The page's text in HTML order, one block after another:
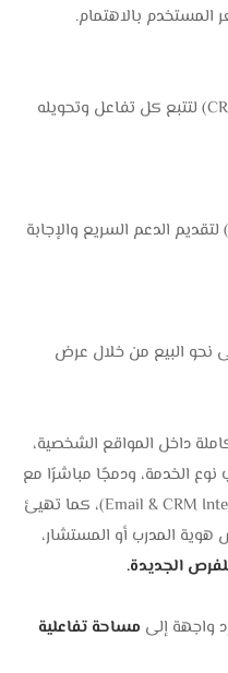
المستخدم بالاهتمام.
اربط النماذج بأدوات إدارة العملاء (CRM) لتتبع كل تفاعل وتحويله
استخدم الدردشة الفورية (Live Chat) لتقديم الدعم السريع والإجابة
نحو البيع من خلال عرض
داخل المواقع الشخصية،
الخدمة، ودمجًا مباشرًا مع
أنظمة البريد والتسويق الآلي (Email & CRM Integration)، كما تهيئ
هوية المدرب أو المستشار،
الجديدة.
واجهة إلى مساحة تفاعلية